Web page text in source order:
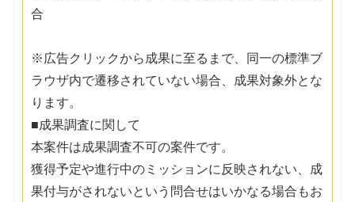
合
※広告クリックから成果に至るまで、同一の標準ブ
ラウザ内で遷移されていない場合、成果対象外とな
ります。
■成果調査に関して
本案件は成果調査不可の案件です。
獲得予定や進行中のミッションに反映されない、成
果付与がされないという問合せはいかなる場合もお